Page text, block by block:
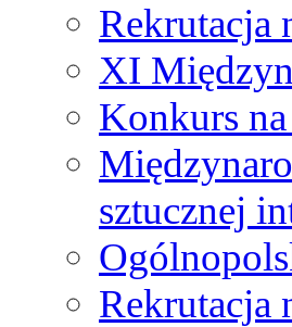
Rekrutacja
XI
Konkurs
sztucznej
Rekrutacja